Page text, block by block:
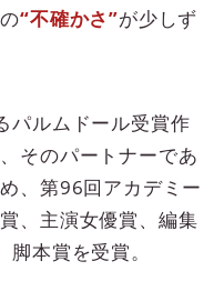
“不確かさ”が少しず
パルムドール受賞作
そのパートナーであ
、第96回アカデミー
、主演女優賞、編集
本賞を受賞。